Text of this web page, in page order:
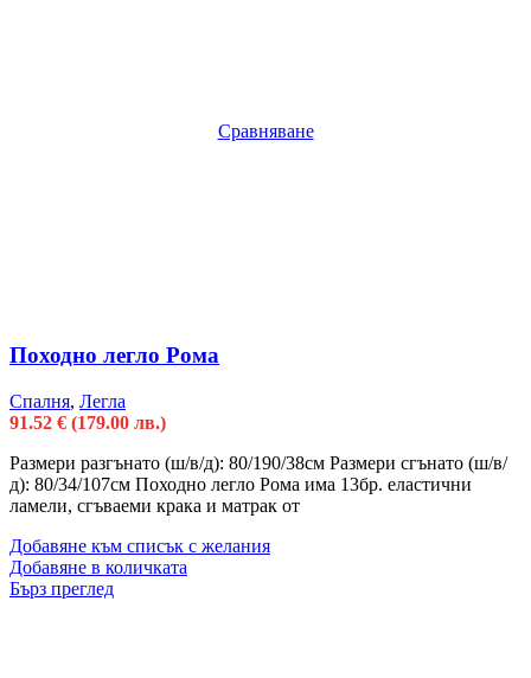
Сравняване
Походно легло Рома
Спалня, Легла
91.52 € (179.00 лв.)
Размери разгънато (ш/в/д): 80/190/38см Размери сгънато (ш/в/
д): 80/34/107см Походно легло Рома има 13бр. еластични
ламели, сгъваеми крака и матрак от
Добавяне към списък с желания
Добавяне в количката
Бърз преглед